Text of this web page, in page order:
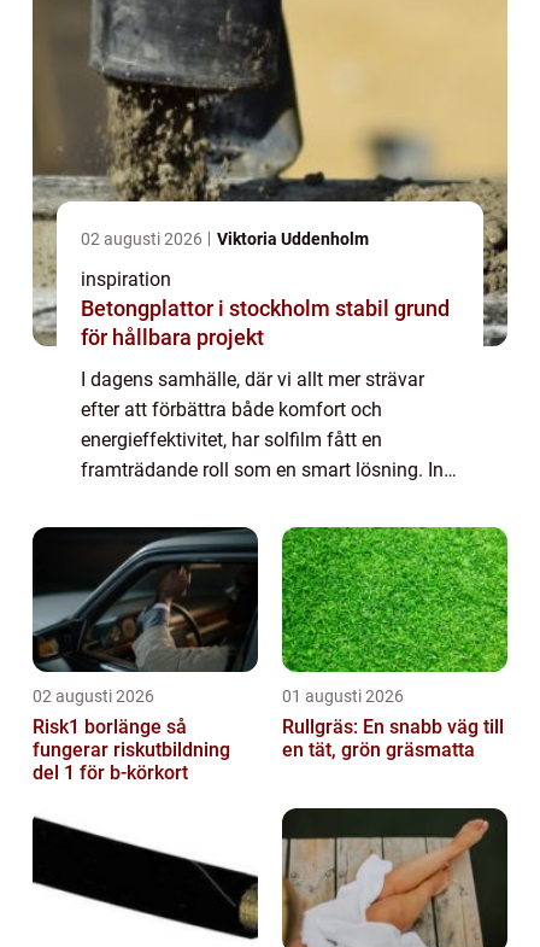
02 augusti 2026 Viktoria Uddenholm
inspiration
Betongplattor i stockholm stabil grund
för hållbara projekt
I dagens samhälle, där vi allt mer strävar
efter att förbättra både komfort och
energieffektivitet, har solfilm fått en
framträdande roll som en smart lösning. Inte
02 augusti 2026
Risk1 borlänge så
fungerar riskutbildning
del 1 för b-körkort
01 augusti 2026
Rullgräs: En snabb väg till
en tät, grön gräsmatta